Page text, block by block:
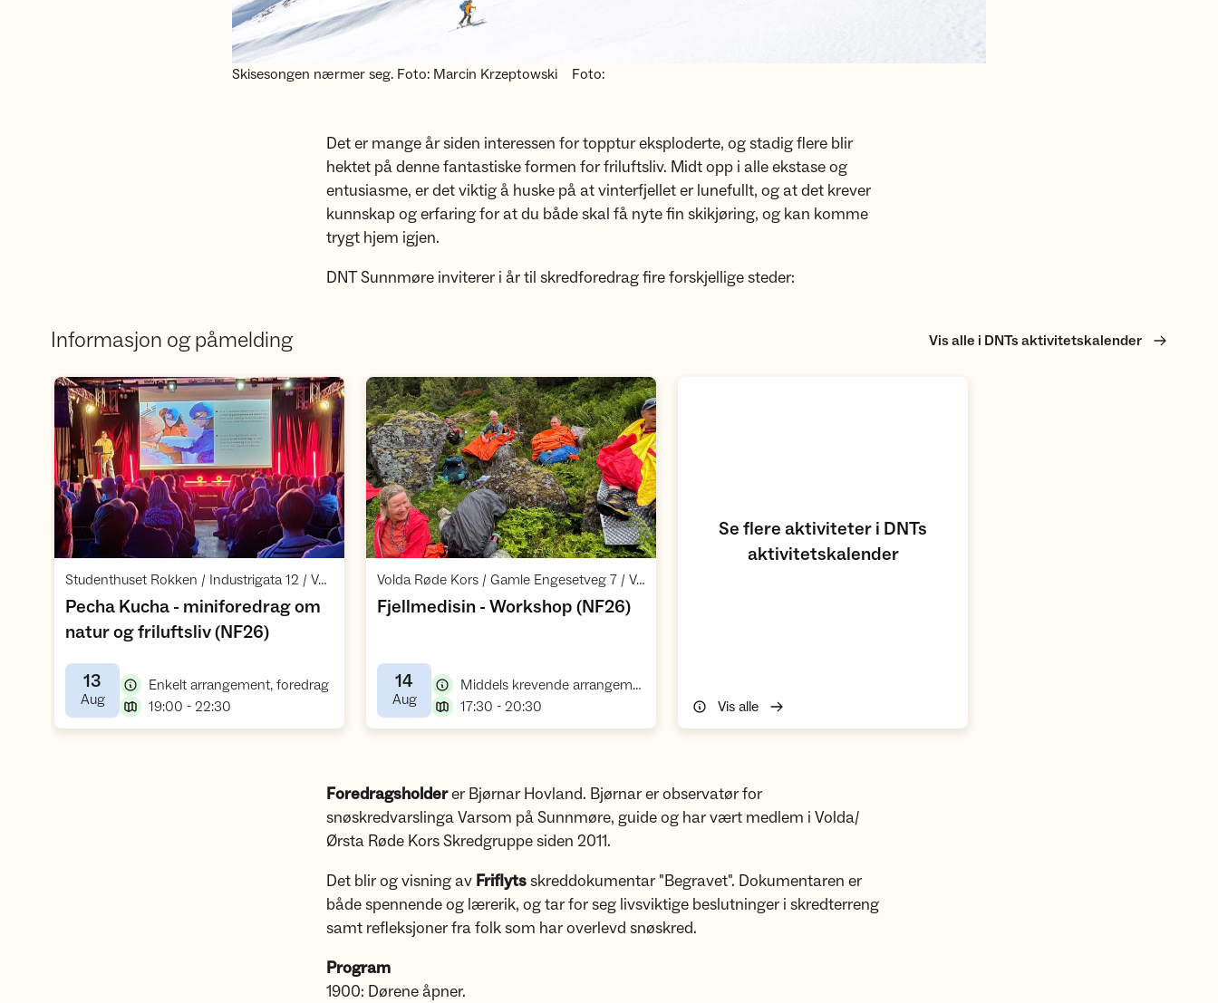
Skisesongen nærmer seg. Foto: Marcin Krzeptowski Foto:
Det er mange år siden interessen for topptur eksploderte, og stadig flere blir
hektet på denne fantastiske formen for friluftsliv. Midt opp i alle ekstase og
entusiasme, er det viktig å huske på at vinterfjellet er lunefullt, og at det krever
kunnskap og erfaring for at du både skal få nyte fin skikjøring, og kan komme
trygt hjem igjen.
DNT Sunnmøre inviterer i år til skredforedrag fire forskjellige steder:
Informasjon og påmelding Vis alle i DNTs aktivitetskalender
Åpne aktivitet
Studenthuset Rokken / Industrigata 12 / Volda
Pecha Kucha - miniforedrag om
natur og friluftsliv (NF26),
13
Aug,
Enkelt arrangement, foredrag,
19:00 - 22:30
Åpne aktivitet
Volda Røde Kors / Gamle Engesetveg 7 / Volda
Fjellmedisin - Workshop (NF26),
14
Aug,
Middels krevende arrangement, foredrag
17:30 - 20:30
Se flere aktiviteter i DNTs
aktivitetskalender
Vis alle
Foredragsholderer Bjørnar Hovland. Bjørnar er observatør for
snøskredvarslinga Varsom på Sunnmøre, guide og har vært medlem i Volda/
Ørsta Røde Kors Skredgruppe siden 2011.
Det blir og visning av Friflytsskreddokumentar "Begravet". Dokumentaren er
både spennende og lærerik, og tar for seg livsviktige beslutninger i skredterreng
samt refleksjoner fra folk som har overlevd snøskred.
Program
1900: Dørene åpner.